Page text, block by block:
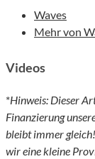
Waves
Mehr von
Videos
*Hinweis: Dieser
Finanzierung
bleibt immer
wir eine kleine